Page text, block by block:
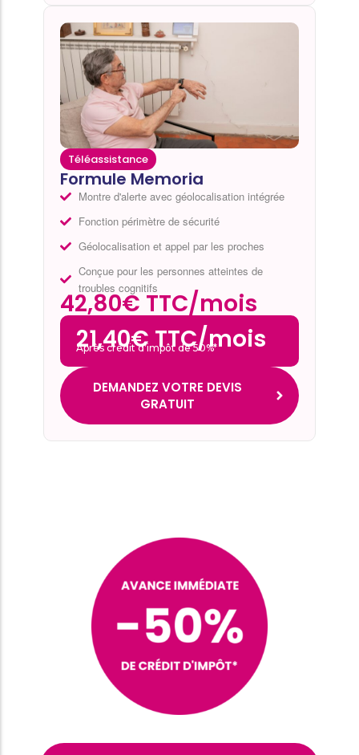
Téléassistance
Formule Memoria
Montre d'alerte avec géolocalisation intégrée
Fonction périmètre de sécurité
Géolocalisation et appel par les proches
Conçue pour les personnes atteintes de
troubles cognitifs
42,80€ TTC/mois
21,40€ TTC/mois
Après crédit d’impôt de 50%*
DEMANDEZ VOTRE DEVIS
GRATUIT